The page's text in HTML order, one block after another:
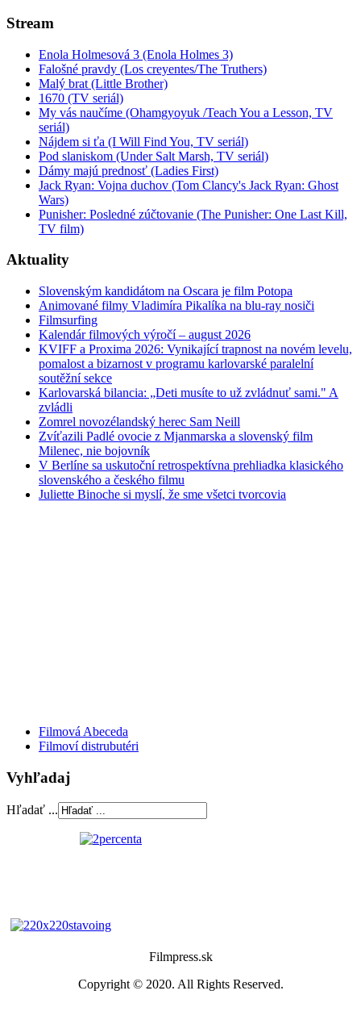
Stream
Enola Holmesová 3 (Enola Holmes 3)
Falošné pravdy (Los creyentes/The Truthers)
Malý brat (Little Brother)
1670 (TV seriál)
My vás naučíme (Ohamgyoyuk /Teach You a Lesson, TV
seriál)
Nájdem si ťa (I Will Find You, TV seriál)
Pod slaniskom (Under Salt Marsh, TV seriál)
Dámy majú prednosť (Ladies First)
Jack Ryan: Vojna duchov (Tom Clancy's Jack Ryan: Ghost
Wars)
Punisher: Posledné zúčtovanie (The Punisher: One Last Kill,
TV film)
Aktuality
Slovenským kandidátom na Oscara je film Potopa
Animované filmy Vladimíra Pikalíka na blu-ray nosiči
Filmsurfing
Kalendár filmových výročí – august 2026
KVIFF a Proxima 2026: Vynikající trapnost na novém levelu,
pomalost a bizarnost v programu karlovarské paralelní
soutěžní sekce
Karlovarská bilancia: „Deti musíte to už zvládnuť sami." A
zvládli
Zomrel novozélandský herec Sam Neill
Zvíťazili Padlé ovocie z Mjanmarska a slovenský film
Milenec, nie bojovník
V Berlíne sa uskutoční retrospektívna prehliadka klasického
slovenského a českého filmu
Juliette Binoche si myslí, že sme všetci tvorcovia
Filmová Abeceda
Filmoví distrubutéri
Vyhľadaj
Hľadať ...
Filmpress.sk
Copyright © 2020. All Rights Reserved.